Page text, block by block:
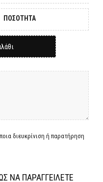
ΠΟΣΟΤΗΤΑ
διευκρίνιση ή παρατήρηση
ΝΑ ΠΑΡΑΓΓΕΙΛΕΤΕ